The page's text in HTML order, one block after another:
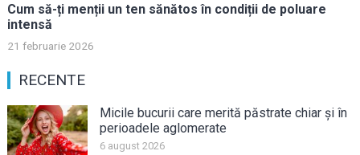
Cum să-ți menții un ten sănătos în condiții de poluare
intensă
21 februarie 2026
RECENTE
Micile bucurii care merită păstrate chiar și în
perioadele aglomerate
6 august 2026